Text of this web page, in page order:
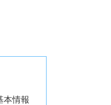
本情報